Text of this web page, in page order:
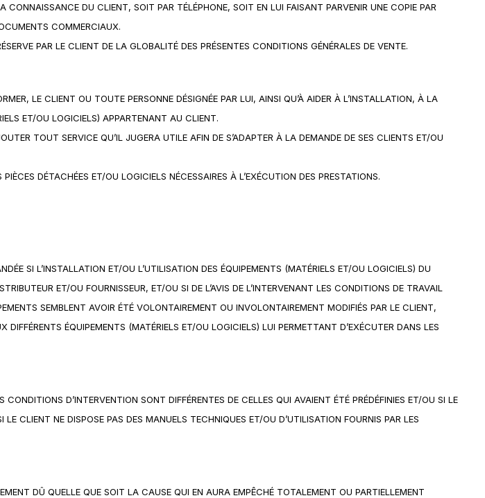
DU CLIENT, SOIT PAR TÉLÉPHONE, SOIT EN LUI FAISANT PARVENIR UNE COPIE PAR
COMMERCIAUX.
PAR LE CLIENT DE LA GLOBALITÉ DES PRÉSENTES CONDITIONS GÉNÉRALES DE VENTE.
LE CLIENT OU TOUTE PERSONNE DÉSIGNÉE PAR LUI, AINSI QU’À AIDER À L’INSTALLATION, À LA
ET/OU LOGICIELS) APPARTENANT AU CLIENT.
TOUT SERVICE QU’IL JUGERA UTILE AFIN DE S’ADAPTER À LA DEMANDE DE SES CLIENTS ET/OU
DÉTACHÉES ET/OU LOGICIELS NÉCESSAIRES À L’EXÉCUTION DES PRESTATIONS.
SI L’INSTALLATION ET/OU L’UTILISATION DES ÉQUIPEMENTS (MATÉRIELS ET/OU LOGICIELS) DU
ET/OU FOURNISSEUR, ET/OU SI DE L’AVIS DE L’INTERVENANT LES CONDITIONS DE TRAVAIL
SEMBLENT AVOIR ÉTÉ VOLONTAIREMENT OU INVOLONTAIREMENT MODIFIÉS PAR LE CLIENT,
ÉQUIPEMENTS (MATÉRIELS ET/OU LOGICIELS) LUI PERMETTANT D’EXÉCUTER DANS LES
D’INTERVENTION SONT DIFFÉRENTES DE CELLES QUI AVAIENT ÉTÉ PRÉDÉFINIES ET/OU SI LE
CLIENT NE DISPOSE PAS DES MANUELS TECHNIQUES ET/OU D’UTILISATION FOURNIS PAR LES
DÛ QUELLE QUE SOIT LA CAUSE QUI EN AURA EMPÊCHÉ TOTALEMENT OU PARTIELLEMENT